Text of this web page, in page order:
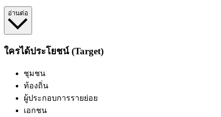
อ่านต่อ
ใครได้ประโยชน์ (Target)
ชุมชน
ท้องถิ่น
ผู้ประกอบการรายย่อย
เอกชน